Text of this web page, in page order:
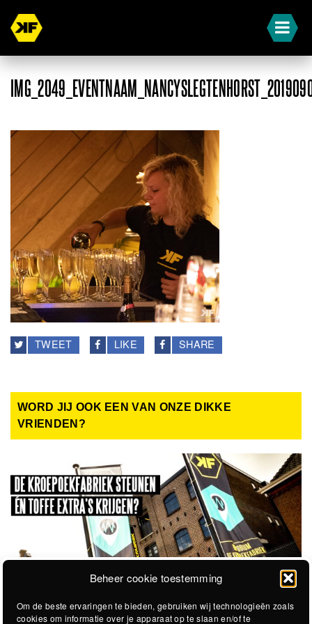
Beheer cookie toestemming
Om de beste ervaringen te bieden, gebruiken wij technologieën zoals
cookies om informatie over je apparaat op te slaan en/of te
TWEET LIKE SHARE
WORD JIJ OOK EEN VAN ONZE DIKKE
VRIENDEN?